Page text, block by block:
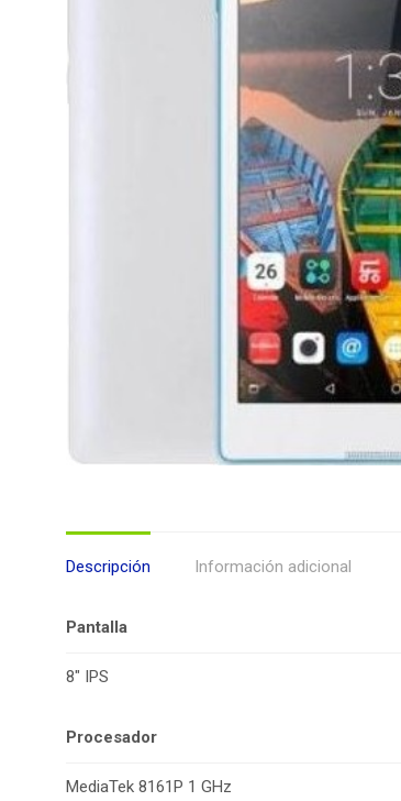
Descripción Información adicional
Pantalla
8″ IPS
Procesador
MediaTek 8161P 1 GHz